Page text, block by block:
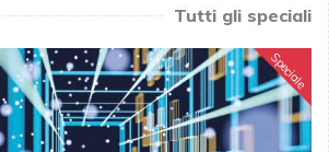
Tutti gli speciali
Speciale